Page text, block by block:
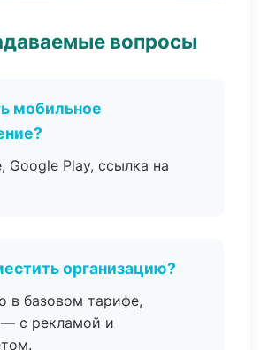
вопросы
мобильное
Google Play, ссылка на
организацию?
в базовом тарифе,
с рекламой и